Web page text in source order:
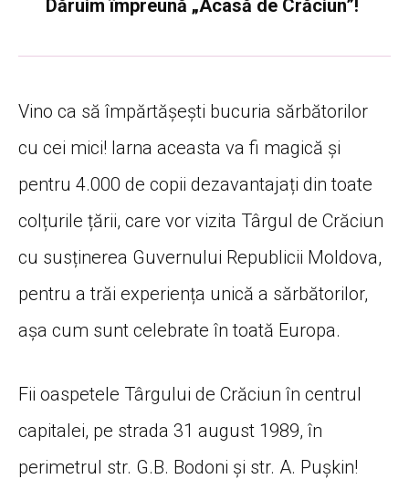
Dăruim împreună „Acasă de Crăciun”!
Vino ca să împărtășești bucuria sărbătorilor
cu cei mici! Iarna aceasta va fi magică și
pentru 4.000 de copii dezavantajați din toate
colțurile țării, care vor vizita Târgul de Crăciun
cu susținerea Guvernului Republicii Moldova,
pentru a trăi experiența unică a sărbătorilor,
așa cum sunt celebrate în toată Europa.
Fii oaspetele Târgului de Crăciun în centrul
capitalei, pe strada 31 august 1989, în
perimetrul str. G.B. Bodoni și str. A. Pușkin!